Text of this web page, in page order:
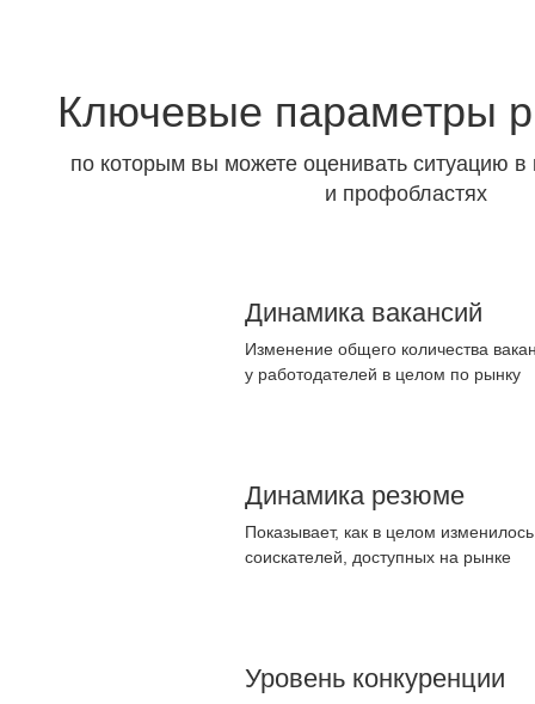
Ключевые параметры
по которым вы можете оценивать ситуацию в
и профобластях
Динамика вакансий
Изменение общего количества
у работодателей в целом по рынку
Динамика резюме
Показывает, как в целом
соискателей, доступных на рынке
Уровень конкуренции